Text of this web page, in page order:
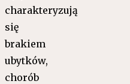
charakteryzują
się
brakiem
ubytków,
chorób